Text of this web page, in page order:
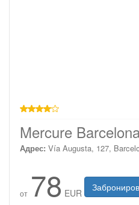
Mercure
Адрес: Vía Augusta, 127,
от 78 EUR